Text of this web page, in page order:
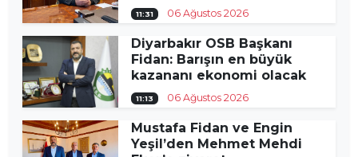
11:31 06 Ağustos 2026
Diyarbakır OSB Başkanı
Fidan: Barışın en büyük
kazananı ekonomi olacak
11:13 06 Ağustos 2026
Mustafa Fidan ve Engin
Yeşil’den Mehmet Mehdi